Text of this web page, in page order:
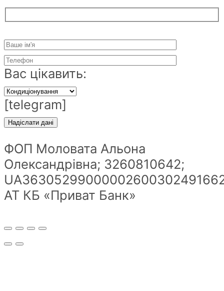
Вас цікавить:
[telegram]
ФОП Моловата Альона
Олександрівна; 3260810642;
АТ КБ «Приват Банк»